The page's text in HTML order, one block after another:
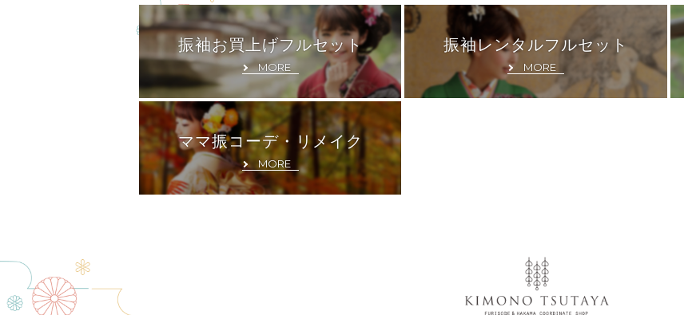
振袖お買上げフルセット
MORE
振袖レンタルフルセット
MORE
ママ振コーデ・リメイク
MORE